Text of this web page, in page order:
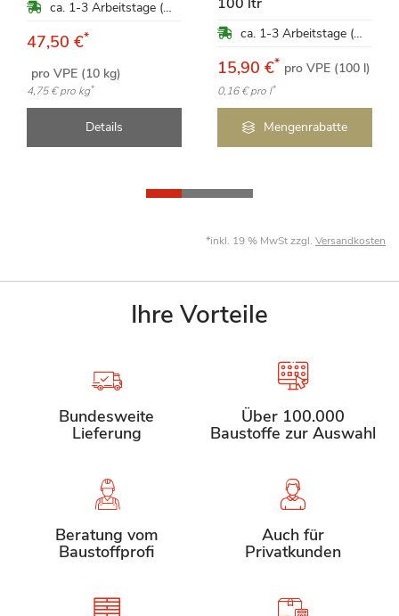
ca. 1-3 Arbeitstage (Mo-Fr)
47,50 €*
pro VPE (10 kg)
4,75 €pro kg*
Details
ca. 1-3 Arbeitstage (Mo-Fr)
15,90 €* pro VPE (100 l)
0,16 €pro l*
Mengenrabatte
*inkl. 19 % MwSt zzgl. Versandkosten
Ihre Vorteile
Bundesweite
Lieferung
Über 100.000
Baustoffe zur Auswahl
Beratung vom
Baustoffprofi
Auch für
Privatkunden